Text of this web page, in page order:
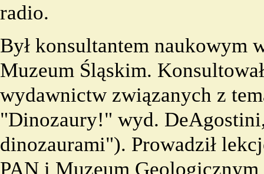
radio.
Był konsultantem naukowym
Muzeum Śląskim.
wydawnictw związanych z
"Dinozaury!" wyd.
dinozaurami"). Prowadził
PAN i Muzeum